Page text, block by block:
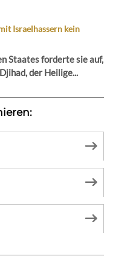
Israelhassern kein
Staates forderte sie auf,
der Heilige...